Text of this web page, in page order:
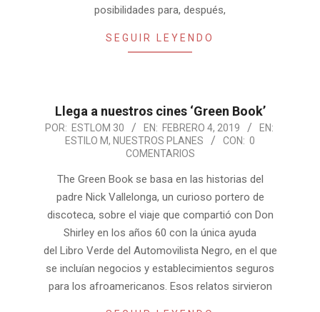
posibilidades para, después,
SEGUIR LEYENDO
Llega a nuestros cines ‘Green Book’
2019-
POR: ESTLOM 30 EN: FEBRERO 4, 2019
EN:
ESTILO M, NUESTROS PLANES CON: 0
COMENTARIOS
The Green Book se basa en las historias del
padre Nick Vallelonga, un curioso portero de
discoteca, sobre el viaje que compartió con Don
Shirley en los años 60 con la única ayuda
del Libro Verde del Automovilista Negro, en el que
se incluían negocios y establecimientos seguros
para los afroamericanos. Esos relatos sirvieron